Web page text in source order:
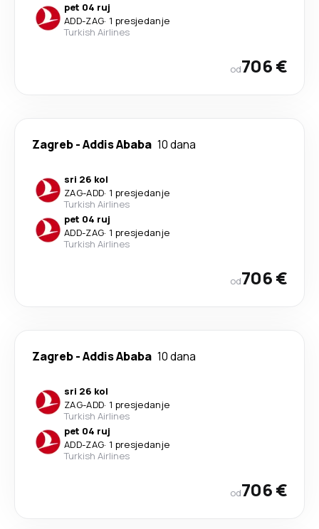
pet 04 ruj
ADD-ZAG· 1 presjedanje
Turkish Airlines
od706 €
Zagreb-Addis Ababa 10 dana
sri 26 kol
ZAG-ADD· 1 presjedanje
Turkish Airlines
pet 04 ruj
ADD-ZAG· 1 presjedanje
Turkish Airlines
od706 €
Zagreb-Addis Ababa 10 dana
sri 26 kol
ZAG-ADD· 1 presjedanje
Turkish Airlines
pet 04 ruj
ADD-ZAG· 1 presjedanje
Turkish Airlines
od706 €